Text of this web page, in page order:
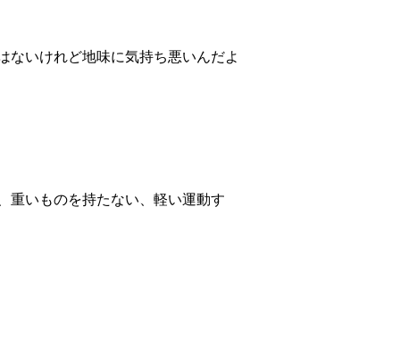
ないけれど地味に気持ち悪いんだよ
重いものを持たない、軽い運動す